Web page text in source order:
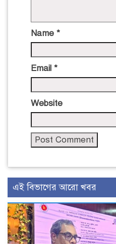
Name *
Email *
Website
এই বিভাগের আরো খবর